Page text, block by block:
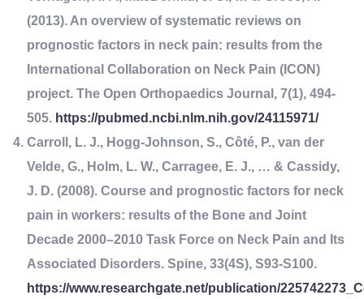
(2013). An overview of systematic reviews on
prognostic factors in neck pain: results from the
International Collaboration on Neck Pain (ICON)
project. The Open Orthopaedics Journal, 7(1), 494-
505. https://pubmed.ncbi.nlm.nih.gov/24115971/
Carroll, L. J., Hogg-Johnson, S., Côté, P., van der
Velde, G., Holm, L. W., Carragee, E. J., … & Cassidy,
J. D. (2008). Course and prognostic factors for neck
pain in workers: results of the Bone and Joint
Decade 2000–2010 Task Force on Neck Pain and Its
Associated Disorders. Spine, 33(4S), S93-S100.
https://www.researchgate.net/publication/